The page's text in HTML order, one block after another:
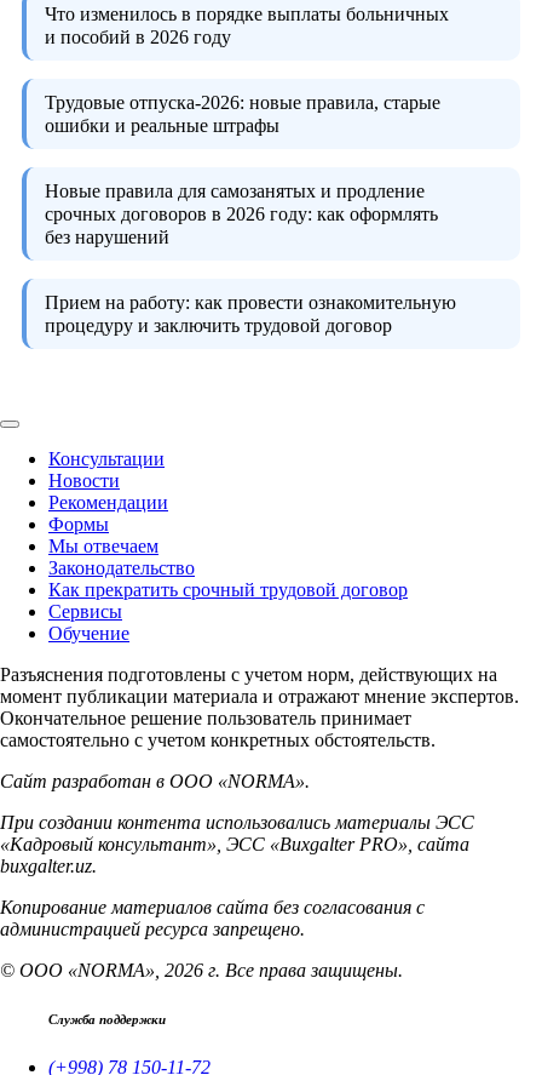
Что изменилось в порядке выплаты больничных
и пособий в 2026 году
Трудовые отпуска-2026: новые правила, старые
ошибки и реальные штрафы
Новые правила для самозанятых и продление
срочных договоров в 2026 году: как оформлять
без нарушений
Прием на работу: как провести ознакомительную
процедуру и заключить трудовой договор
Консультации
Новости
Рекомендации
Формы
Мы отвечаем
Законодательство
Как прекратить срочный трудовой договор
Сервисы
Обучение
Разъяснения подготовлены с учетом норм, действующих на
момент публикации материала и отражают мнение экспертов.
Окончательное решение пользователь принимает
самостоятельно с учетом конкретных обстоятельств.
Сайт разработан в ООО «NORMA».
При создании контента использовались материалы ЭСС
«Кадровый консультант», ЭСС «Buxgalter PRO», сайта
buxgalter.uz.
Копирование материалов сайта без согласования с
администрацией ресурса запрещено.
© ООО «NORMA», 2026 г. Все права защищены.
Служба поддержки
(+998) 78 150-11-72